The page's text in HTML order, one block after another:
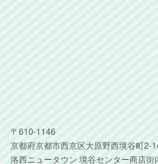
〒610-1146
京都府京都市西京区大原野西境谷町2-
洛西ニュータウン 境谷センター商店街